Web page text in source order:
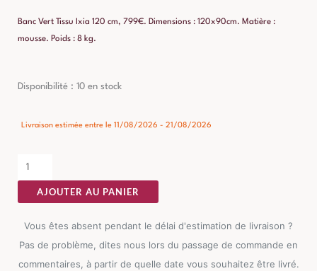
Banc Vert Tissu Ixia 120 cm, 799€. Dimensions : 120x90cm. Matière :
mousse. Poids : 8 kg.
Disponibilité : 10 en stock
Livraison estimée entre le 11/08/2026 - 21/08/2026
quantité
Banc
Tissu
Ixia
120
AJOUTER AU PANIER
Vous êtes absent pendant le délai d'estimation de livraison ?
Pas de problème, dites nous lors du passage de commande en
commentaires, à partir de quelle date vous souhaitez être livré.